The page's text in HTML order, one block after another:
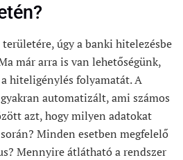
úgy a banki hitelezésbe
már arra is van lehetőségünk,
hiteligénylés folyamatát. A
automatizált, ami számos
azt, hogy milyen adatokat
Minden esetben megfelelő
Mennyire átlátható a rendszer